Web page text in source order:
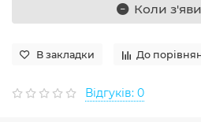
Коли
В закладки До
Відгуків: 0